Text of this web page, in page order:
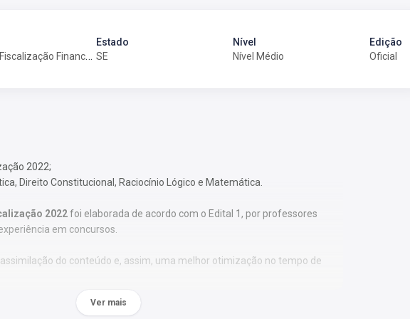
Auxiliar de Fiscalização Financeira
Estado
SE
Nível
Nível Médio
Edição
Oficial
2022;
Direito Constitucional, Raciocínio Lógico e Matemática.
2022foi elaborada de acordo com o Edital 1, por professores
em concursos.
do conteúdo e, assim, uma melhor otimização no tempo de
Ver mais